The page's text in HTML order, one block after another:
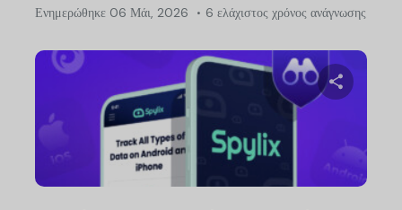
Ενημερώθηκε 06 Μάι, 2026 6 ελάχιστος χρόνος ανάγνωσης